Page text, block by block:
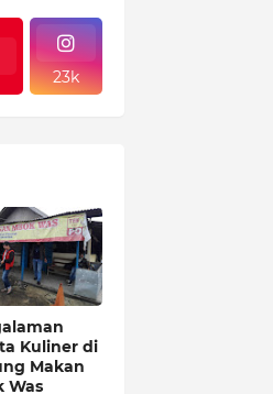
23k
Kuliner di
Makan
Was